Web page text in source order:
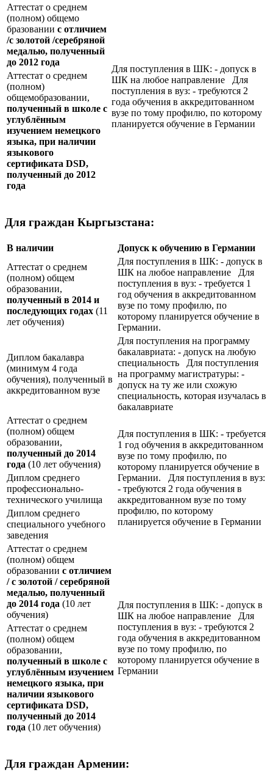
Аттестат о среднем
(полном) общемо
бразовании с отличием
/с золотой /серебряной
медалью, полученный
до 2012 года
Для поступления в ШК: - допуск в
ШК на любое направление Для
поступления в вуз: - требуются 2
года обучения в аккредитованном
вузе по тому профилю, по которому
планируется обучение в Германии
Аттестат о среднем
(полном)
общемобразовании,
полученный в школе с
углублённым
изучением немецкого
языка, при наличии
языкового
сертификата DSD,
полученный до 2012
года
Для граждан Кыргызстана:
В наличии
Допуск к обучению в Германии
Аттестат о среднем
(полном) общем
образовании,
полученный в 2014 и
последующих годах (11
лет обучения)
Для поступления в ШК: - допуск в
ШК на любое направление Для
поступления в вуз: - требуется 1
год обучения в аккредитованном
вузе по тому профилю, по
которому планируется обучение в
Германии.
Диплом бакалавра
(минимум 4 года
обучения), полученный в
аккредитованном вузе
Для поступления на программу
бакалавриата: - допуск на любую
специальность Для поступления
на программу магистратуры: -
допуск на ту же или схожую
специальность, которая изучалась в
бакалавриате
Аттестат о среднем
(полном) общем
образовании,
полученный до 2014
года (10 лет обучения)
Для поступления в ШК: - требуется
1 год обучения в аккредитованном
вузе по тому профилю, по
которому планируется обучение в
Германии. Для поступления в вуз:
- требуются 2 года обучения в
аккредитованном вузе по тому
профилю, по которому
планируется обучение в Германии
Диплом среднего
профессионально-
технического училища
Диплом среднего
специального учебного
заведения
Аттестат о среднем
(полном) общем
образовании с отличием
/ с золотой / серебряной
медалью, полученный
до 2014 года (10 лет
обучения)
Для поступления в ШК: - допуск в
ШК на любое направление Для
поступления в вуз: - требуются 2
года обучения в аккредитованном
вузе по тому профилю, по
которому планируется обучение в
Германии
Аттестат о среднем
(полном) общем
образовании,
полученный в школе с
углублённым изучением
немецкого языка, при
наличии языкового
сертификата DSD,
полученный до 2014
года (10 лет обучения)
Для граждан Армении: